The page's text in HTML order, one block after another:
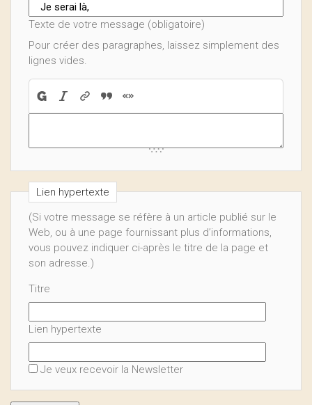
Texte de votre message (obligatoire)
Pour créer des paragraphes, laissez simplement des
lignes vides.
Lien hypertexte
(Si votre message se réfère à un article publié sur le
Web, ou à une page fournissant plus d’informations,
vous pouvez indiquer ci-après le titre de la page et
son adresse.)
Titre
Lien hypertexte
Je veux recevoir la Newsletter